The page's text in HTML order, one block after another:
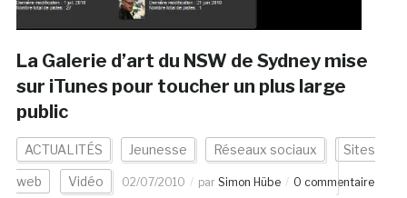
La Galerie d’art du NSW de Sydney mise
sur iTunes pour toucher un plus large
public
ACTUALITÉS Jeunesse Réseaux sociaux Sites
web Vidéo 02/07/2010 par Simon Hübe 0 commentaire